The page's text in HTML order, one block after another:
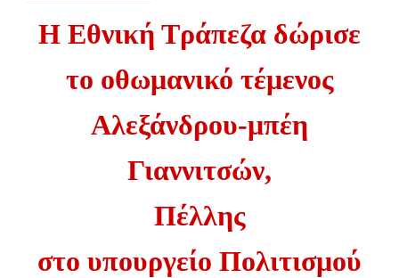
Η Εθνική Τράπεζα δώρισε
το οθωμανικό τέμενος
Αλεξάνδρου-μπέη
Γιαννιτσών,
Πέλλης
στο υπουργείο Πολιτισμού